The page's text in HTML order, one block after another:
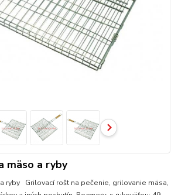
mäso a ryby
ryby Grilovací rošt na pečenie, grilovanie mäsa,